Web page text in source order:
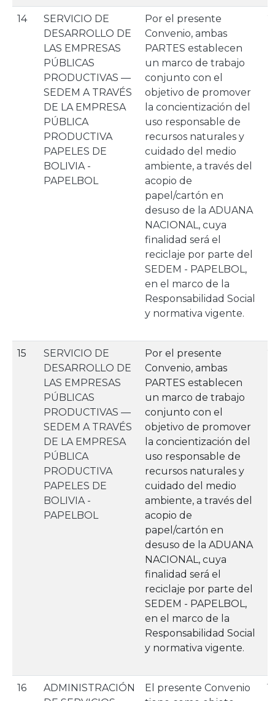
14
SERVICIO DE
DESARROLLO DE
LAS EMPRESAS
PÚBLICAS
PRODUCTIVAS —
SEDEM A TRAVÉS
DE LA EMPRESA
PÚBLICA
PRODUCTIVA
PAPELES DE
BOLIVIA -
PAPELBOL
Por el presente
Convenio, ambas
PARTES establecen
un marco de trabajo
conjunto con el
objetivo de promover
la concientización del
uso responsable de
recursos naturales y
cuidado del medio
ambiente, a través del
acopio de
papel/cartón en
desuso de la ADUANA
NACIONAL, cuya
finalidad será el
reciclaje por parte del
SEDEM - PAPELBOL,
en el marco de la
Responsabilidad Social
y normativa vigente.
15
SERVICIO DE
DESARROLLO DE
LAS EMPRESAS
PÚBLICAS
PRODUCTIVAS —
SEDEM A TRAVÉS
DE LA EMPRESA
PÚBLICA
PRODUCTIVA
PAPELES DE
BOLIVIA -
PAPELBOL
Por el presente
Convenio, ambas
PARTES establecen
un marco de trabajo
conjunto con el
objetivo de promover
la concientización del
uso responsable de
recursos naturales y
cuidado del medio
ambiente, a través del
acopio de
papel/cartón en
desuso de la ADUANA
NACIONAL, cuya
finalidad será el
reciclaje por parte del
SEDEM - PAPELBOL,
en el marco de la
Responsabilidad Social
y normativa vigente.
16
ADMINISTRACIÓN
El presente Convenio